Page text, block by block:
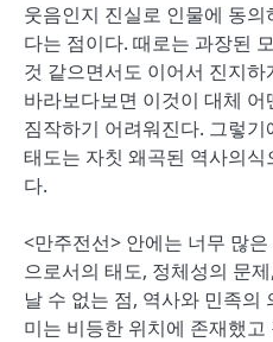
웃음인지 진실로 인물에 동
다는 점이다. 때로는 과장된
것 같으면서도 이어서 진지
바라보다보면 이것이 대체
짐작하기 어려워진다. 그렇
태도는 자칫 왜곡된 역사의
다.
<만주전선> 안에는 너무 많
으로서의 태도, 정체성의 문
날 수 없는 점, 역사와 민족의
미는 비등한 위치에 존재했